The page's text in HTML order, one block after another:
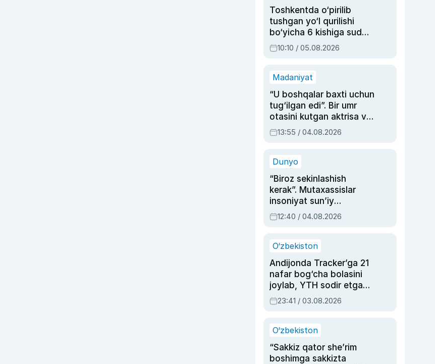
Toshkentda o‘pirilib
tushgan yo‘l qurilishi
bo‘yicha 6 kishiga sud
hukmi o‘qildi
10:10 / 05.08.2026
Madaniyat
“U boshqalar baxti uchun
tug‘ilgan edi”. Bir umr
otasini kutgan aktrisa va
dublyaj ustasi Rimma
Ahmedovaning
13:55 / 04.08.2026
Dunyo
“Biroz sekinlashish
kerak”. Mutaxassislar
insoniyat sun’iy
intellektni boshqara
olmay qolishidan xavotir
12:40 / 04.08.2026
O‘zbekiston
Andijonda Tracker’ga 21
nafar bog‘cha bolasini
joylab, YTH sodir etgan
ayolga sud hukmi o‘qildi
23:41 / 03.08.2026
O‘zbekiston
“Sakkiz qator she’rim
boshimga sakkizta